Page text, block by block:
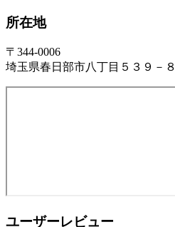
所在地
〒344-0006
埼玉県春日部市八丁目５３９－８
ユーザーレビュー